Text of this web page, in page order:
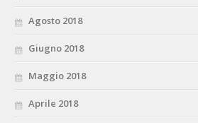
Agosto 2018
Giugno 2018
Maggio 2018
Aprile 2018